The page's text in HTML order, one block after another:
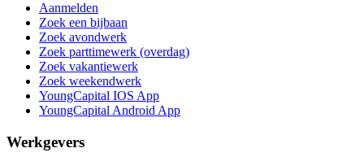
Aanmelden
Zoek een bijbaan
Zoek avondwerk
Zoek parttimewerk (overdag)
Zoek vakantiewerk
Zoek weekendwerk
YoungCapital IOS App
YoungCapital Android App
Werkgevers